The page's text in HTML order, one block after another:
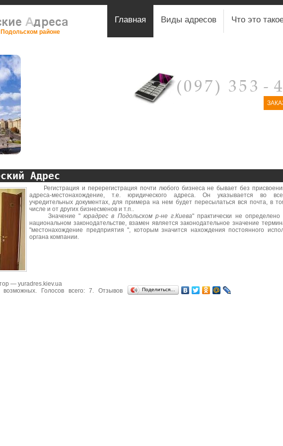
районе
Главная Виды адресов Что это
Адрес
Регистрация и перерегистрация почти любого бизнеса не бывает без
адреса-местонахождение, т.е. юридического адреса. Он указывается во
учредительных документах, для примера на нем будет пересылаться вся почта, в
числе и от других бизнесменов и т.п..
Значение "юрадрес в Подольском р-не г.Киева" практически не определено
национальном законодательстве, взамен является законодательное значение
"местонахождение предприятия ", которым значится нахождения постоянного
органа компании.
— yuradres.kiev.ua
Голосов всего:7. Отзывов
Поделиться…